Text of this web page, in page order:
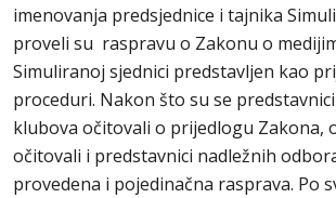
imenovanja predsjednice i tajnika
proveli su raspravu o Zakonu o
Simuliranoj sjednici predstavljen kao
proceduri. Nakon što su se
klubova očitovali o prijedlogu Zakona,
očitovali i predstavnici nadležnih
provedena i pojedinačna rasprava. Po